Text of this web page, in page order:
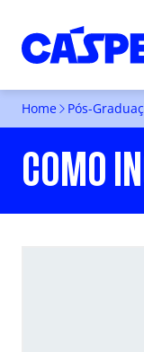
Home Pós-
COMO